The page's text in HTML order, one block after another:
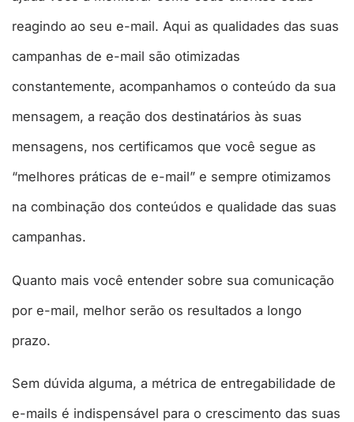
reagindo ao seu e-mail. Aqui as qualidades das suas
campanhas de e-mail são otimizadas
constantemente, acompanhamos o conteúdo da sua
mensagem, a reação dos destinatários às suas
mensagens, nos certificamos que você segue as
“melhores práticas de e-mail” e sempre otimizamos
na combinação dos conteúdos e qualidade das suas
campanhas.
Quanto mais você entender sobre sua comunicação
por e-mail, melhor serão os resultados a longo
prazo.
Sem dúvida alguma, a métrica de entregabilidade de
e-mails é indispensável para o crescimento das suas